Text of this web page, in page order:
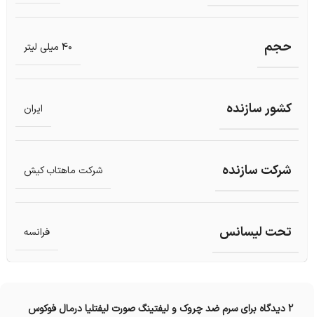
حجم 40 میلی لیتر
کشور سازنده ایران
شرکت سازنده شرکت ماهتاب کیش
تحت لیسانس فرانسه
2 دیدگاه برای
سرم ضد چروک و لیفتینگ صورت لیفتلیا درمال فوکوس